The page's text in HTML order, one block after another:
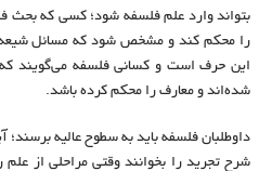
بتواند وارد علم فلسفه شود؛ کسی که بحث
را محکم کند و مشخص شود که مسائل شیعه
این حرف است و کسانی فلسفه می‌گویند
شده‌اند و معارف را محکم کرده باشد.
داوطلبان فلسفه باید به سطوح عالیه
شرح تجرید را بخوانند وقتی مراحلی از